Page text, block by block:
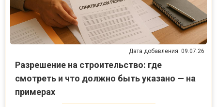
Дата добавления: 09.07.26
Разрешение на строительство: где
смотреть и что должно быть указано — на
примерах